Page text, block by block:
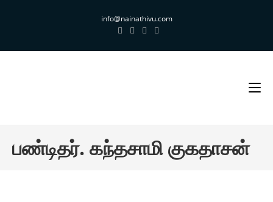
info@nainathivu.com
பண்டிதர். கந்தசாமி குகதாசன்